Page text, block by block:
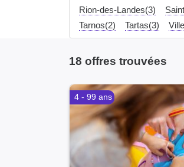
Rion-des-Landes(3)
Tarnos(2)
Tartas(3)
18 offres trouvées
4 - 99 ans